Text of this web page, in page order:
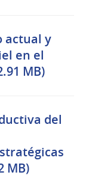
actual y
en el
MB)
del
MB)